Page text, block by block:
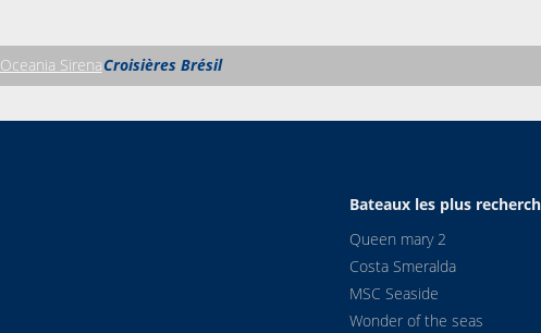
Oceania SirenaCroisières Brésil
Bateaux les plus
Queen mary 2
Costa Smeralda
MSC Seaside
Wonder of the seas